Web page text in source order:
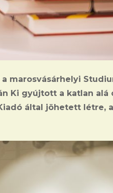
marosvásárhelyi
Ki gyújtott a katlan
által jöhetett létre,